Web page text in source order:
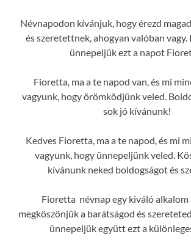
Névnapodon kívánjuk, hogy érezd
és szeretettnek, ahogyan valóban
ünnepeljük ezt a napot
Fioretta, ma a te napod van, és mi
vagyunk, hogy örömködjünk veled.
sok jó kívánunk!
Kedves Fioretta, ma a te napod, és mi
vagyunk, hogy ünnepeljünk veled.
kívánunk neked boldogságot és
Fioretta névnap egy kiváló alkalom
megköszönjük a barátságod és
ünnepeljük együtt ezt a